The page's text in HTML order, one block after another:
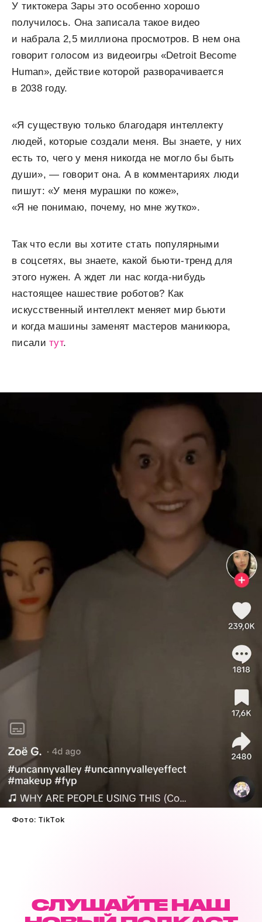
У тиктокера Зары это особенно хорошо
получилось. Она записала такое видео
и набрала 2,5 миллиона просмотров. В нем она
говорит голосом из видеоигры «Detroit Become
Human», действие которой разворачивается
в 2038 году.
«Я существую только благодаря интеллекту
людей, которые создали меня. Вы знаете, у них
есть то, чего у меня никогда не могло бы быть
души», — говорит она. А в комментариях люди
пишут: «У меня мурашки по коже»,
«Я не понимаю, почему, но мне жутко».
Так что если вы хотите стать популярными
в соцсетях, вы знаете, какой бьюти-тренд для
этого нужен. А ждет ли нас когда-нибудь
настоящее нашествие роботов? Как
искусственный интеллект меняет мир бьюти
и когда машины заменят мастеров маникюра,
писалитут.
Фото: TikTok
СЛУШАЙТЕ НАШ